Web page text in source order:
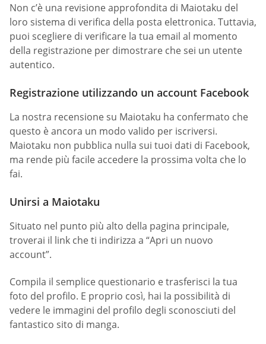
Non c’è una revisione approfondita di Maiotaku del
loro sistema di verifica della posta elettronica. Tuttavia,
puoi scegliere di verificare la tua email al momento
della registrazione per dimostrare che sei un utente
autentico.
Registrazione utilizzando un account Facebook
La nostra recensione su Maiotaku ha confermato che
questo è ancora un modo valido per iscriversi.
Maiotaku non pubblica nulla sui tuoi dati di Facebook,
ma rende più facile accedere la prossima volta che lo
fai.
Unirsi a Maiotaku
Situato nel punto più alto della pagina principale,
troverai il link che ti indirizza a “Apri un nuovo
account”.
Compila il semplice questionario e trasferisci la tua
foto del profilo. E proprio così, hai la possibilità di
vedere le immagini del profilo degli sconosciuti del
fantastico sito di manga.